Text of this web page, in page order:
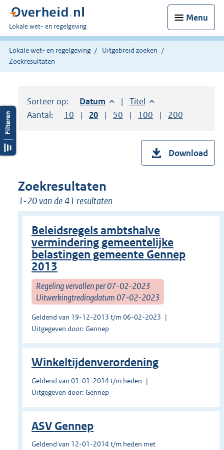
Menu
U
bent
hier:
Lokale wet- en regelgeving
Lokale wet- en regelgeving
Uitgebreid zoeken
Zoekresultaten
Sorteer op: Sorteer op:
Datum aflopendSorteer op:
Titel oplopend
Aantal:
Toon
10 resultaten per pagina
Toon
20 resultaten per pagina
Toon
50 resultaten per pagina
Toon
100 resultaten per
Toon
200
Download
Zoekresultaten
1-20 van de 41 resultaten
Beleidsregels ambtshalve
vermindering gemeentelijke
belastingen gemeente Gennep
2013
Regeling vervallen per 07-02-2023
Uitwerkingtredingdatum 07-02-2023
Geldend van 19-12-2013 t/m 06-02-2023
Uitgegeven door: Gennep
Winkeltijdenverordening
Geldend van 01-01-2014 t/m heden
Uitgegeven door: Gennep
ASV Gennep
Geldend van 12-01-2014 t/m heden met